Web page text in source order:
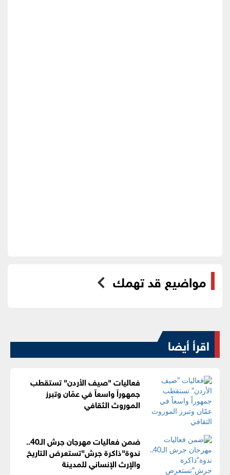
مواضيع قد تهمك
اقرأ أيضا
فعاليات "صيف الأردن" تستقطب
جمهوراً واسعاً في عمّان وتبرز
الموروث الثقافي
ضمن فعاليات مهرجان جرش الـ40..
ندوة"ذاكرة جرش"تستعرض التاريخ
والإرث الإنساني للمدينة